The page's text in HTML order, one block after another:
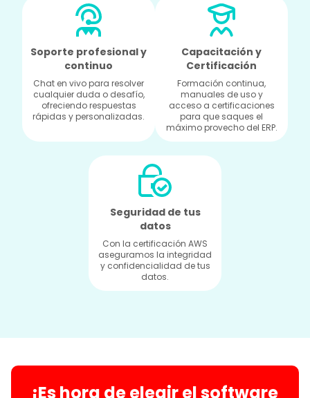
Soporte profesional y
continuo
Chat en vivo para resolver
cualquier duda o desafío,
ofreciendo respuestas
rápidas y personalizadas.
Capacitación y
Certificación
Formación continua,
manuales de uso y
acceso a certificaciones
para que saques el
máximo provecho del ERP.
Seguridad de tus
datos
Con la certificación AWS
aseguramos la integridad
y confidencialidad de tus
datos.
¡Es hora de elegir el software